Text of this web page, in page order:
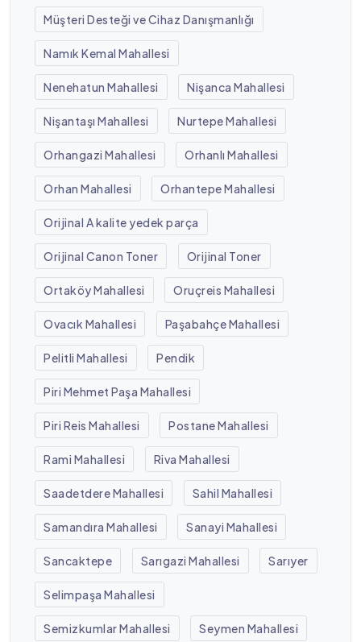
Müşteri Desteği ve Cihaz Danışmanlığı
Namık Kemal Mahallesi
Nenehatun Mahallesi Nişanca Mahallesi
Nişantaşı Mahallesi Nurtepe Mahallesi
Orhangazi Mahallesi Orhanlı Mahallesi
Orhan Mahallesi Orhantepe Mahallesi
Orijinal A kalite yedek parça
Orijinal Canon Toner Orijinal Toner
Ortaköy Mahallesi Oruçreis Mahallesi
Ovacık Mahallesi Paşabahçe Mahallesi
Pelitli Mahallesi Pendik
Piri Mehmet Paşa Mahallesi
Piri Reis Mahallesi Postane Mahallesi
Rami Mahallesi Riva Mahallesi
Saadetdere Mahallesi Sahil Mahallesi
Samandıra Mahallesi Sanayi Mahallesi
Sancaktepe Sarıgazi Mahallesi Sarıyer
Selimpaşa Mahallesi
Semizkumlar Mahallesi Seymen Mahallesi